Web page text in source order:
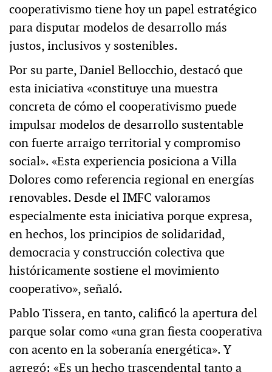
cooperativismo tiene hoy un papel estratégico
para disputar modelos de desarrollo más
justos, inclusivos y sostenibles.
Por su parte, Daniel Bellocchio, destacó que
esta iniciativa «constituye una muestra
concreta de cómo el cooperativismo puede
impulsar modelos de desarrollo sustentable
con fuerte arraigo territorial y compromiso
social». «Esta experiencia posiciona a Villa
Dolores como referencia regional en energías
renovables. Desde el IMFC valoramos
especialmente esta iniciativa porque expresa,
en hechos, los principios de solidaridad,
democracia y construcción colectiva que
históricamente sostiene el movimiento
cooperativo», señaló.
Pablo Tissera, en tanto, calificó la apertura del
parque solar como «una gran fiesta cooperativa
con acento en la soberanía energética». Y
agregó: «Es un hecho trascendental tanto a